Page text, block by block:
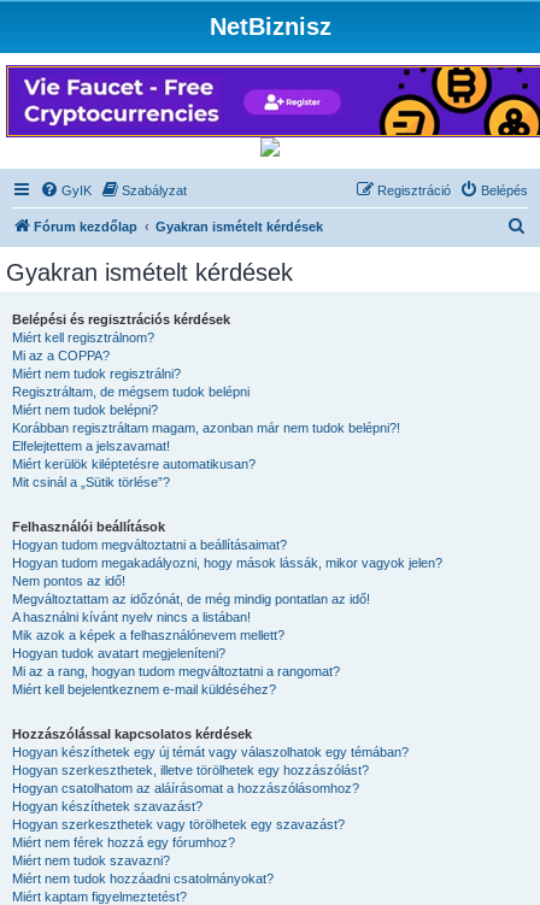
NetBiznisz
GyIK Szabályzat Belépés
Regisztráció
Fórum kezdőlap Gyakran ismételt kérdések
Gyakran ismételt kérdések
Belépési és regisztrációs kérdések
Miért kell regisztrálnom?
Mi az a COPPA?
Miért nem tudok regisztrálni?
Regisztráltam, de mégsem tudok belépni
Miért nem tudok belépni?
Korábban regisztráltam magam, azonban már nem tudok belépni?!
Elfelejtettem a jelszavamat!
Miért kerülök kiléptetésre automatikusan?
Mit csinál a „Sütik törlése”?
Felhasználói beállítások
Hogyan tudom megváltoztatni a beállításaimat?
Hogyan tudom megakadályozni, hogy mások lássák, mikor vagyok jelen?
Nem pontos az idő!
Megváltoztattam az időzónát, de még mindig pontatlan az idő!
A használni kívánt nyelv nincs a listában!
Mik azok a képek a felhasználónevem mellett?
Hogyan tudok avatart megjeleníteni?
Mi az a rang, hogyan tudom megváltoztatni a rangomat?
Miért kell bejelentkeznem e-mail küldéséhez?
Hozzászólással kapcsolatos kérdések
Hogyan készíthetek egy új témát vagy válaszolhatok egy témában?
Hogyan szerkeszthetek, illetve törölhetek egy hozzászólást?
Hogyan csatolhatom az aláírásomat a hozzászólásomhoz?
Hogyan készíthetek szavazást?
Hogyan szerkeszthetek vagy törölhetek egy szavazást?
Miért nem férek hozzá egy fórumhoz?
Miért nem tudok szavazni?
Miért nem tudok hozzáadni csatolmányokat?
Miért kaptam figyelmeztetést?